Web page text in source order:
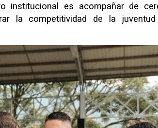
institucional es acompañar de
la competitividad de la